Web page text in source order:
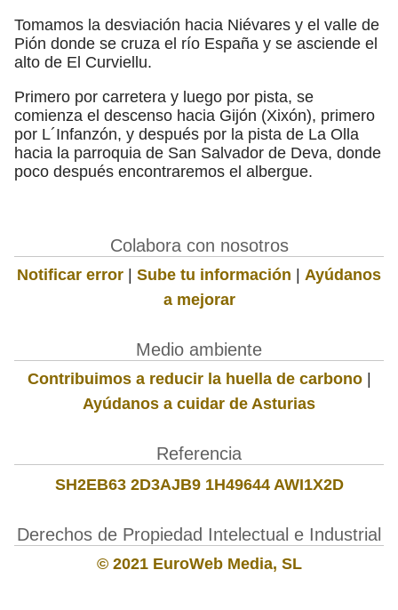
Tomamos la desviación hacia Niévares y el valle de
Pión donde se cruza el río España y se asciende el
alto de El Curviellu.
Primero por carretera y luego por pista, se
comienza el descenso hacia Gijón (Xixón), primero
por L´Infanzón, y después por la pista de La Olla
hacia la parroquia de San Salvador de Deva, donde
poco después encontraremos el albergue.
Colabora con nosotros
Notificar error | Sube tu información | Ayúdanos
a mejorar
Medio ambiente
Contribuimos a reducir la huella de carbono|
Ayúdanos a cuidar de Asturias
Referencia
SH2EB63 2D3AJB9 1H49644 AWI1X2D
Derechos de Propiedad Intelectual e Industrial
© 2021 EuroWeb Media, SL